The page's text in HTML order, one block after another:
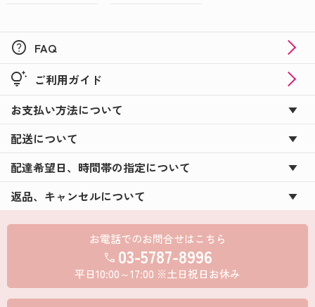
help FAQ
tips_and_updates ご利用ガイド
お支払い方法について
配送について
配達希望日、時間帯の指定について
返品、キャンセルについて
お電話でのお問合せはこちら
call 03-5787-8996
平日10:00～17:00 ※土日祝日お休み